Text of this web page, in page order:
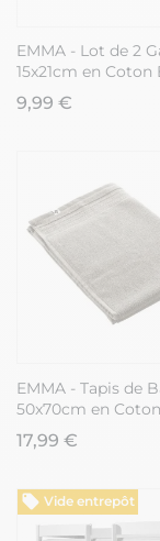
EMMA - Lot de 2
15x21cm en Coton
Coloris Chantilly
9,99 €
EMMA - Tapis de
50x70cm en
Coloris Argile
17,99 €
Vide entrepôt